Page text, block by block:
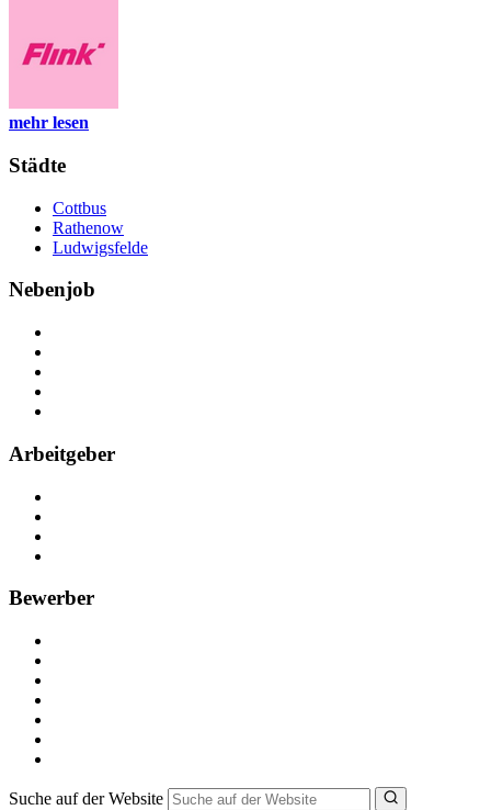
mehr lesen
Städte
Cottbus
Rathenow
Ludwigsfelde
Nebenjob
Arbeitgeber
Bewerber
Suche auf der Website